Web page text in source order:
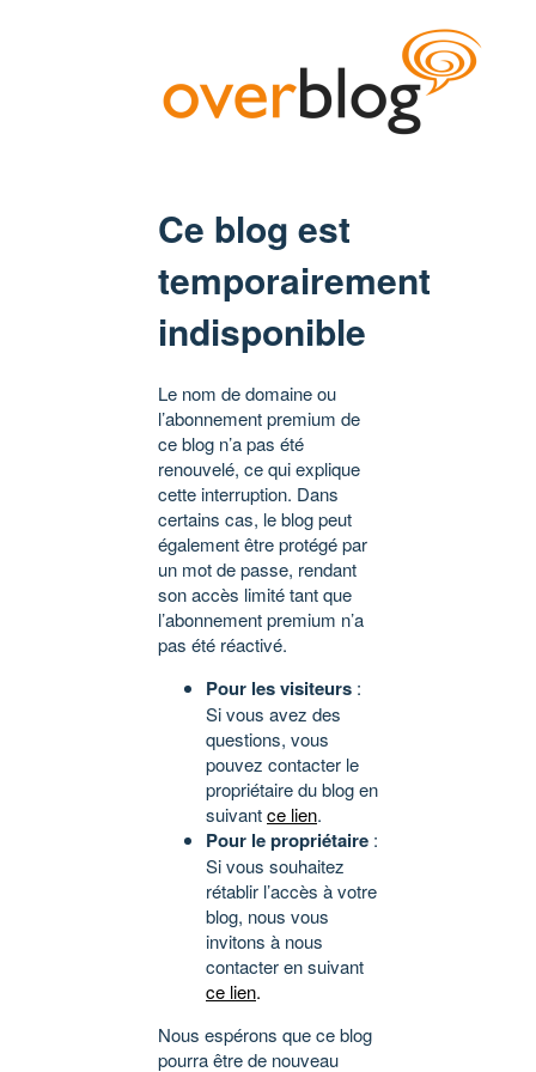
Ce blog est
temporairement
indisponible
Le nom de domaine ou
l’abonnement premium de
ce blog n’a pas été
renouvelé, ce qui explique
cette interruption. Dans
certains cas, le blog peut
également être protégé par
un mot de passe, rendant
son accès limité tant que
l’abonnement premium n’a
pas été réactivé.
Pour les visiteurs :
Si vous avez des
questions, vous
pouvez contacter le
propriétaire du blog en
suivantce lien.
Pour le propriétaire :
Si vous souhaitez
rétablir l’accès à votre
blog, nous vous
invitons à nous
contacter en suivant
ce lien.
Nous espérons que ce blog
pourra être de nouveau